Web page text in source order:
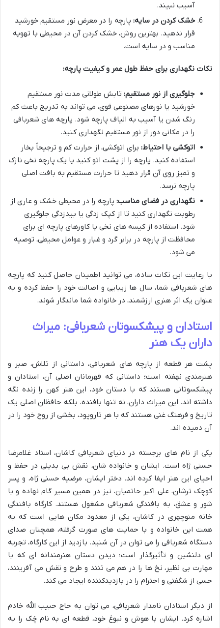
آسیب نبیند.
خشک کردن در سایه: پارچه را در معرض نور مستقیم خورشید
قرار ندهید. بهترین روش، خشک کردن آن در محیطی با تهویه
مناسب و در سایه است.
نکات نگهداری برای حفظ طول عمر و کیفیت پارچه:
جلوگیری از نور مستقیم: تابش طولانی مدت نور مستقیم
خورشید یا نورهای مصنوعی قوی، می تواند به تدریج باعث کم
رنگ شدن یا آسیب به الیاف پارچه شود. پارچه های شعربافی
را در مکانی دور از نور مستقیم نگهداری کنید.
اتوکشی با احتیاط: برای اتوکشی، از حرارت کم و ترجیحاً بخار
استفاده کنید. پارچه را از پشت اتو کنید یا یک پارچه نخی نازک
و تمیز روی آن قرار دهید تا حرارت مستقیم به بافت اصلی
پارچه نرسد.
نگهداری در فضای مناسب: پارچه را در محیطی خشک و عاری از
رطوبت نگهداری کنید تا از کپک زدگی یا بیدزدگی جلوگیری
شود. استفاده از کیسه های نخی یا کاورهای پارچه ای برای
محافظت از پارچه در برابر گرد و غبار و عوامل محیطی، توصیه
می شود.
با رعایت این نکات ساده، می توانید اطمینان حاصل کنید که پارچه
های شعربافی شما، سال ها زیبایی و اصالت خود را حفظ کرده و به
عنوان یک اثر هنری ارزشمند، در خانواده شما ماندگار شوند.
استادان و پیشکسوتان شعربافی: میراث
داران یک هنر
پشت هر قطعه از پارچه های شعربافی، داستانی از تلاش، صبر و
هنرمندی نهفته است؛ داستانی که قهرمانان اصلی آن، استادان و
پیشکسوتانی هستند که با دستان خود، این هنر کهن را زنده نگه
داشته اند. این میراث داران، نه تنها بافنده، بلکه حافظان اصلی یک
تاریخ و فرهنگ غنی هستند که با هر تاروپود، بخشی از روح خود را در
آن دمیده اند.
یکی از نام های برجسته در دنیای شعربافی کاشان، استاد غلامرضا
حسنی ژاه است. ایشان و خانواده شان، نقش بی بدیلی در حفظ و
احیای این هنر ایفا کرده اند. دختر ایشان، مرضیه حسنی ژاه، و پسر
کوچک ترشان، علی اکبر حاتمیان، نیز در همین مسیر گام نهاده و با
شور و عشق، به بافندگی شعربافی مشغول هستند. کارگاه بافندگی
خانه منوچهری در کاشان، یکی از معدود مکان هایی است که به
همت این خانواده و با حمایت های صورت گرفته، همچنان صدای
دستگاه شعربافی را می توان در آن شنید. بازدید از این کارگاه، تجربه
ای دلنشین و تأثیرگذار است؛ دیدن دستان هنرمندانه ای که با
مهارت بی نظیر، نخ ها را در هم می تنند و طرح و نقش می آفرینند،
حسی از شگفتی و احترام را در بازدیدکننده ایجاد می کند.
از دیگر استادان نامدار شعربافی، می توان به حاج حبیب الله خادم
اشاره کرد. ایشان با هوش و نبوغ خود، قطعه ای به نام چَک را به